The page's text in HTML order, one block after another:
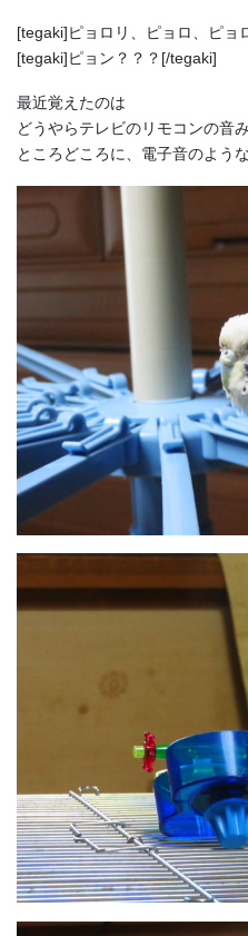
[tegaki]ピョロリ、ピョロ、ピョ
[tegaki]ピョン？？？[/tegaki]
最近覚えたのは
どうやらテレビのリモコンの音
ところどころに、電子音のよう